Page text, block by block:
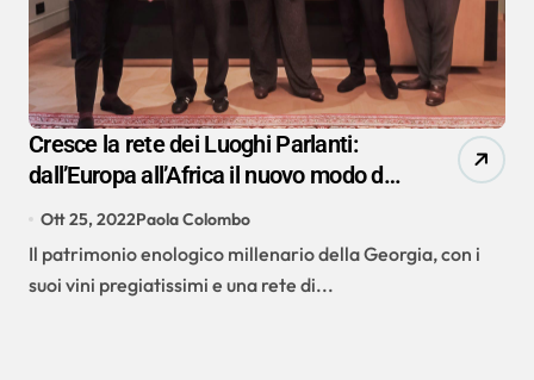
Cresce la rete dei Luoghi Parlanti:
dall’Europa all’Africa il nuovo modo di
Ott 25, 2022Paola Colombo
Il patrimonio enologico millenario della Georgia, con i
suoi vini pregiatissimi e una rete di...